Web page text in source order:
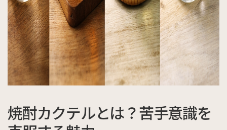
焼酎カクテルとは？苦手意識を